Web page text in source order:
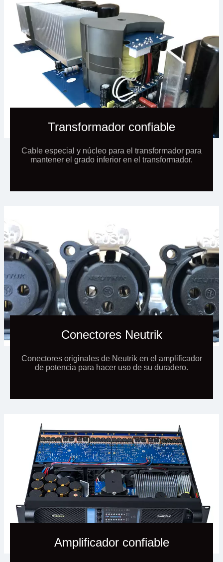
Transformador confiable
Cable especial y núcleo para el transformador para
mantener el grado inferior en el transformador.
Conectores Neutrik
Conectores originales de Neutrik en el amplificador
de potencia para hacer uso de su duradero.
Amplificador confiable